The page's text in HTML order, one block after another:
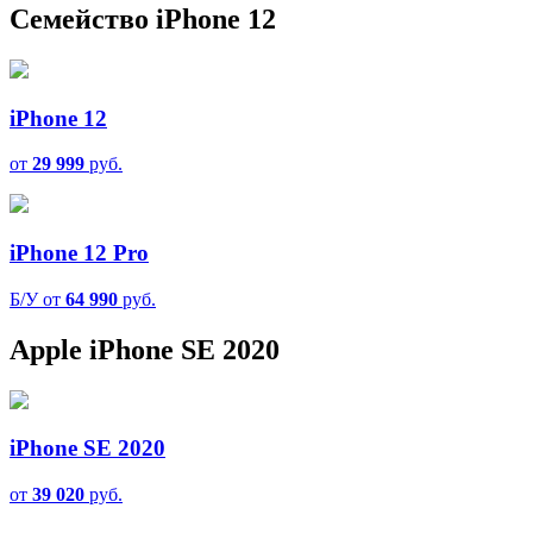
Семейство iPhone 12
iPhone 12
от 29 999 руб.
iPhone 12 Pro
Б/У от 64 990 руб.
Apple iPhone SE 2020
iPhone SE 2020
от 39 020 руб.